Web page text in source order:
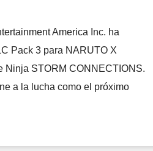
AGREGA EL DLC 3
America Inc. ha
Pack 3 para NARUTO X
Ninja STORM CONNECTIONS.
a la lucha como el próximo